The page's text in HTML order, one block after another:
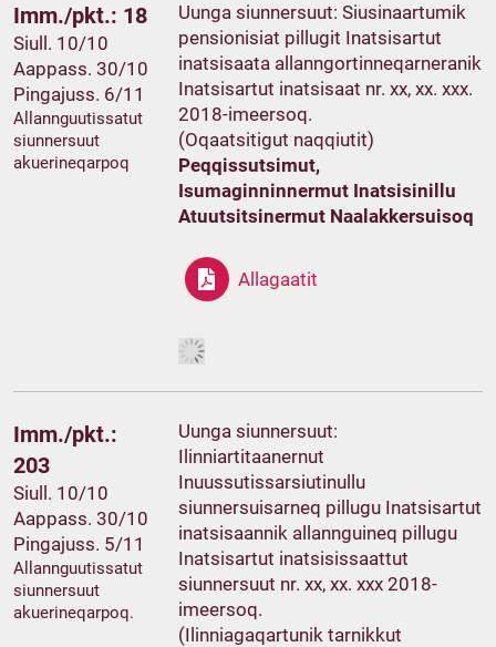
Imm./pkt.: 18
Siull. 10/10
Aappass. 30/10
Pingajuss. 6/11
Allannguutissatut
siunnersuut
akuerineqarpoq
Uunga siunnersuut: Siusinaartumik
pensionisiat pillugit Inatsisartut
inatsisaata allanngortinneqarneranik
Inatsisartut inatsisaat nr. xx, xx. xxx.
2018-imeersoq.
(Oqaatsitigut naqqiutit)
Peqqissutsimut,
Isumaginninnermut Inatsisinillu
Atuutsitsinermut Naalakkersuisoq
Allagaatit
Imm./pkt.:
203
Siull. 10/10
Aappass. 30/10
Pingajuss. 5/11
Allannguutissatut
siunnersuut
akuerineqarpoq.
Uunga siunnersuut:
Ilinniartitaanernut
Inuussutissarsiutinullu
siunnersuisarneq pillugu Inatsisartut
inatsisaannik allannguineq pillugu
Inatsisartut inatsisissaattut
siunnersuut nr. xx, xx. xxx 2018-
imeersoq.
(Ilinniagaqartunik tarnikkut